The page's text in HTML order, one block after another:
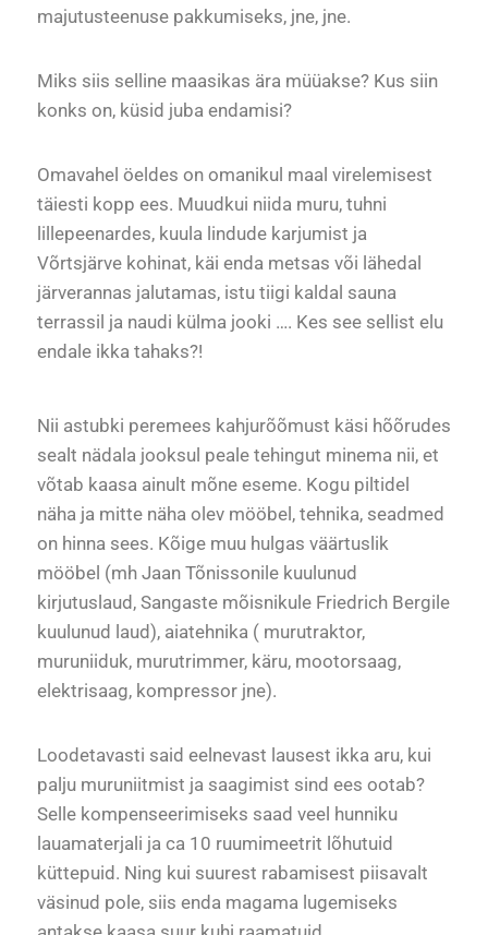
majutusteenuse pakkumiseks, jne, jne.
Miks siis selline maasikas ära müüakse? Kus siin
konks on, küsid juba endamisi?
Omavahel öeldes on omanikul maal virelemisest
täiesti kopp ees. Muudkui niida muru, tuhni
lillepeenardes, kuula lindude karjumist ja
Võrtsjärve kohinat, käi enda metsas või lähedal
järverannas jalutamas, istu tiigi kaldal sauna
terrassil ja naudi külma jooki …. Kes see sellist elu
endale ikka tahaks?!
Nii astubki peremees kahjurõõmust käsi hõõrudes
sealt nädala jooksul peale tehingut minema nii, et
võtab kaasa ainult mõne eseme. Kogu piltidel
näha ja mitte näha olev mööbel, tehnika, seadmed
on hinna sees. Kõige muu hulgas väärtuslik
mööbel (mh Jaan Tõnissonile kuulunud
kirjutuslaud, Sangaste mõisnikule Friedrich Bergile
kuulunud laud), aiatehnika ( murutraktor,
muruniiduk, murutrimmer, käru, mootorsaag,
elektrisaag, kompressor jne).
Loodetavasti said eelnevast lausest ikka aru, kui
palju muruniitmist ja saagimist sind ees ootab?
Selle kompenseerimiseks saad veel hunniku
lauamaterjali ja ca 10 ruumimeetrit lõhutuid
küttepuid. Ning kui suurest rabamisest piisavalt
väsinud pole, siis enda magama lugemiseks